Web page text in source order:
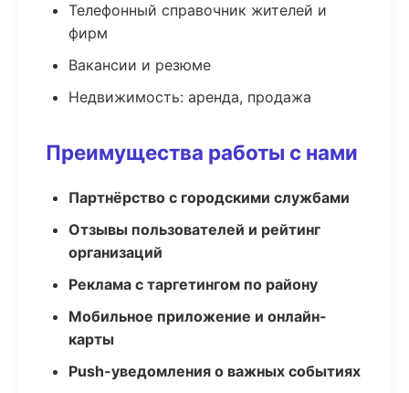
Телефонный справочник жителей и
фирм
Вакансии и резюме
Недвижимость: аренда, продажа
Преимущества работы с нами
Партнёрство с городскими службами
Отзывы пользователей и рейтинг
организаций
Реклама с таргетингом по району
Мобильное приложение и онлайн-
карты
Push-уведомления о важных событиях